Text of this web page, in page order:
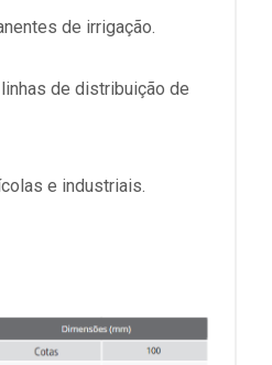
de irrigação.
de distribuição de
e industriais.